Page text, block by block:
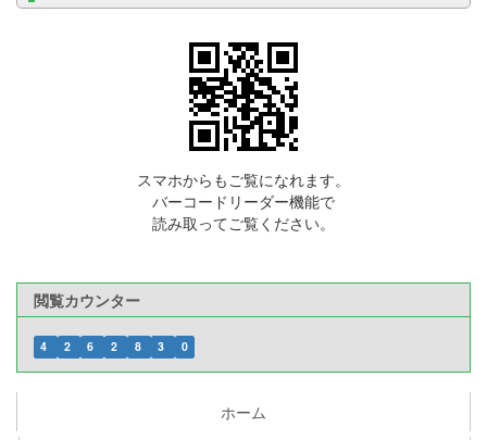
スマホからもご覧になれます。
バーコードリーダー機能で
読み取ってご覧ください。
閲覧カウンター
4 2 6 2 8 3 0
ホーム